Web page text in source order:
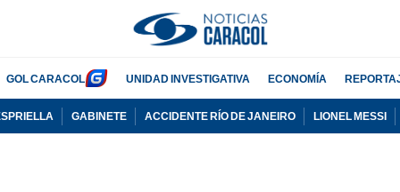
GOL CARACOL UNIDAD INVESTIGATIVA ECONOMÍA
GABINETE ACCIDENTE RÍO DE JANEIRO LIONEL MESSI